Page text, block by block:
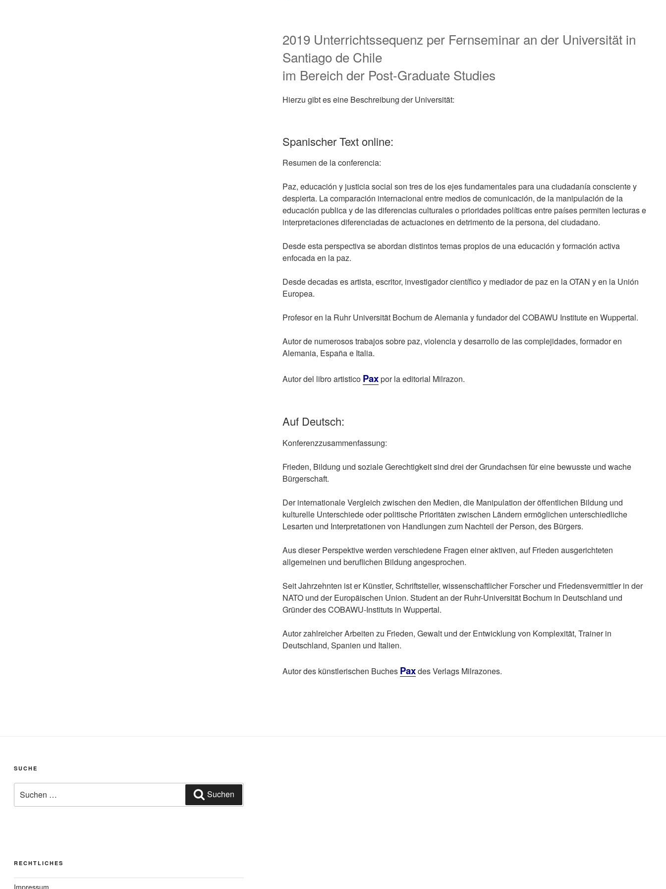
2019 Unterrichtssequenz per Fernseminar an der Universität in
Santiago de Chile
im Bereich der Post-Graduate Studies
Hierzu gibt es eine Beschreibung der Universität:
Spanischer Text online:
Resumen de la conferencia:
Paz, educación y justicia social son tres de los ejes fundamentales para una ciudadanía consciente y
despierta. La comparación internacional entre medios de comunicación, de la manipulación de la
educación publica y de las diferencias culturales o prioridades políticas entre países permiten lecturas e
interpretaciones diferenciadas de actuaciones en detrimento de la persona, del ciudadano.
Desde esta perspectiva se abordan distintos temas propios de una educación y formación activa
enfocada en la paz.
Desde decadas es artista, escritor, investigador científico y mediador de paz en la OTAN y en la Unión
Europea.
Profesor en la Ruhr Universität Bochum de Alemania y fundador del COBAWU Institute en Wuppertal.
Autor de numerosos trabajos sobre paz, violencia y desarrollo de las complejidades, formador en
Alemania, España e Italia.
Autor del libro artistico Paxpor la editorial Milrazon.
Auf Deutsch:
Konferenzzusammenfassung:
Frieden, Bildung und soziale Gerechtigkeit sind drei der Grundachsen für eine bewusste und wache
Bürgerschaft.
Der internationale Vergleich zwischen den Medien, die Manipulation der öffentlichen Bildung und
kulturelle Unterschiede oder politische Prioritäten zwischen Ländern ermöglichen unterschiedliche
Lesarten und Interpretationen von Handlungen zum Nachteil der Person, des Bürgers.
Aus dieser Perspektive werden verschiedene Fragen einer aktiven, auf Frieden ausgerichteten
allgemeinen und beruflichen Bildung angesprochen.
Seit Jahrzehnten ist er Künstler, Schriftsteller, wissenschaftlicher Forscher und Friedensvermittler in der
NATO und der Europäischen Union. Student an der Ruhr-Universität Bochum in Deutschland und
Gründer des COBAWU-Instituts in Wuppertal.
Autor zahlreicher Arbeiten zu Frieden, Gewalt und der Entwicklung von Komplexität, Trainer in
Deutschland, Spanien und Italien.
Autor des künstlerischen Buches Paxdes Verlags Milrazones.
SUCHE
nach:
Suchen
RECHTLICHES
Impressum